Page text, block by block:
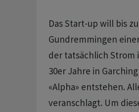
Das Start-up will bis
Gundremmingen
der tatsächlich Strom
30er Jahre in
«Alpha» entstehen.
veranschlagt. Um